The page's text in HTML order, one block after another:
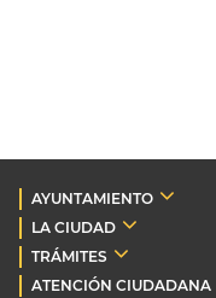
AYUNTAMIENTO
LA CIUDAD
TRÁMITES
ATENCIÓN CIUDADANA